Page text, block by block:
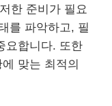
한 준비가 필요
를 파악하고, 필
요합니다. 또한
맞는 최적의